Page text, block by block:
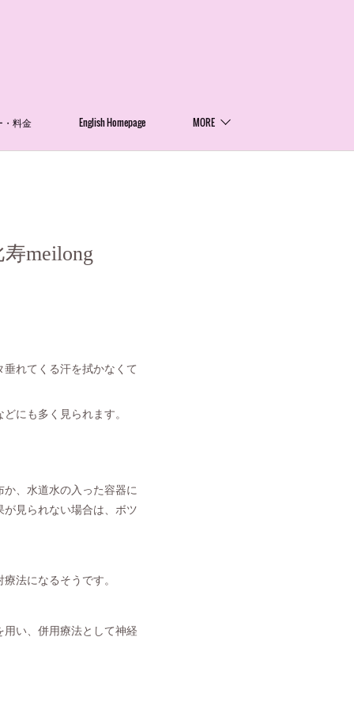
・料金 English Homepage MORE
meilong
れてくる汗を拭かなくて
にも多く見られます。
、水道水の入った容器に
見られない場合は、ボツ
法になるそうです。
い、併用療法として神経